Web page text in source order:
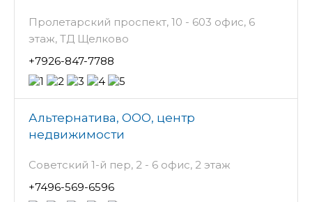
Пролетарский проспект, 10 - 603 офис, 6
этаж, ТД Щелково
+7926-847-7788
Альтернатива, ООО, центр
недвижимости
Советский 1-й пер, 2 - 6 офис, 2 этаж
+7496-569-6596